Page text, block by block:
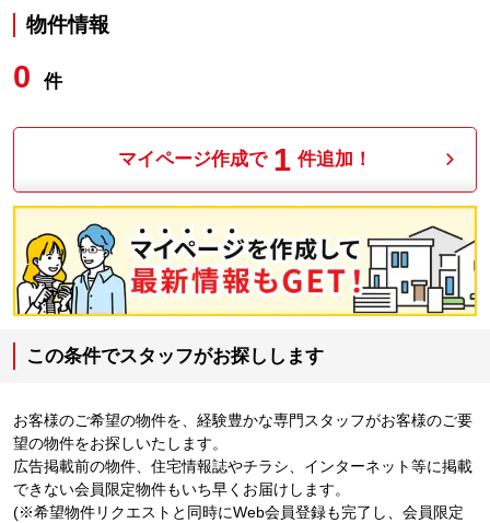
物件情報
0 件
マイページ作成で 1 件追加！
この条件でスタッフがお探しします
お客様のご希望の物件を、経験豊かな専門スタッフがお客様のご要
望の物件をお探しいたします。
広告掲載前の物件、住宅情報誌やチラシ、インターネット等に掲載
できない会員限定物件もいち早くお届けします。
(※希望物件リクエストと同時にWeb会員登録も完了し、会員限定